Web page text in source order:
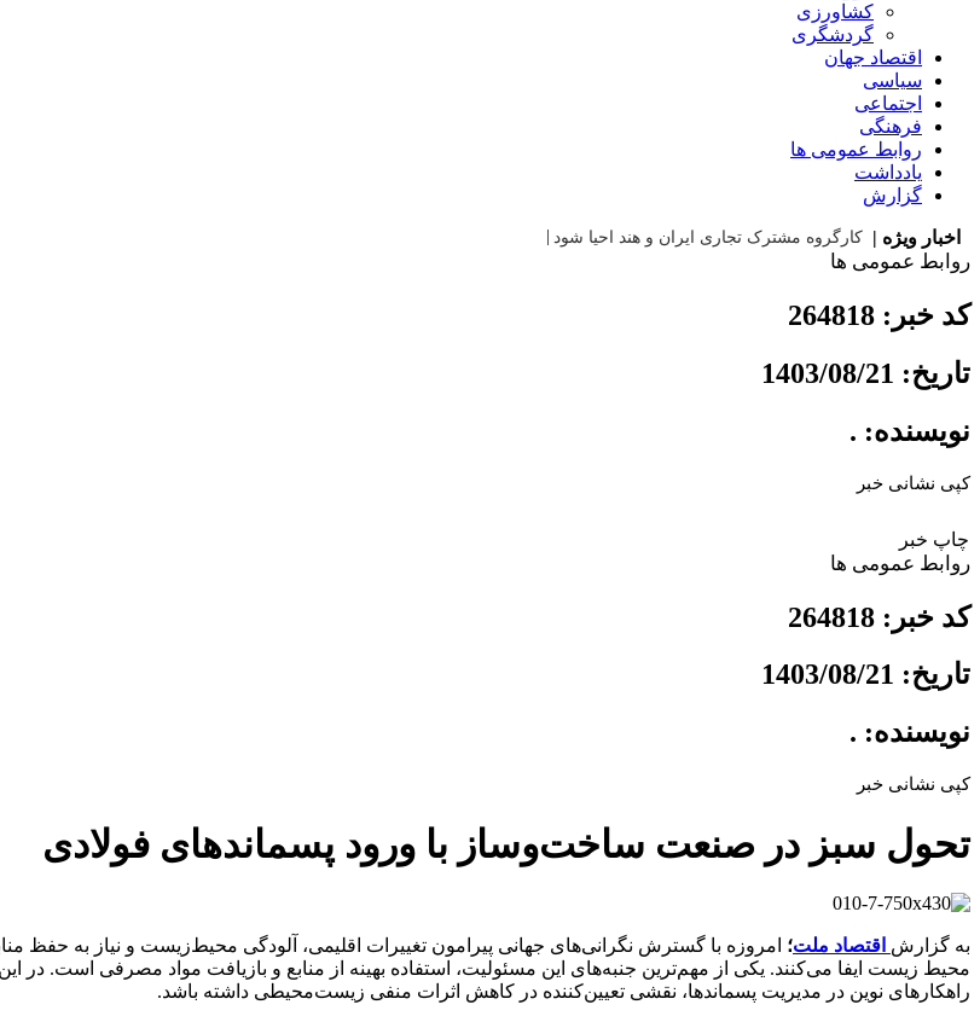
کشاورزی
گردشگری
اقتصاد جهان
سیاسی
اجتماعی
فرهنگی
روابط عمومی ها
یادداشت
گزارش
اخبار ویژه | کارگروه مشترک تجاری ایران و هند
روابط عمومی ها
کد خبر: 264818
تاریخ: 1403/08/21
نویسنده: .
کپی نشانی خبر
چاپ خبر
روابط عمومی ها
کد خبر: 264818
تاریخ: 1403/08/21
نویسنده: .
کپی نشانی خبر
تحول سبز در صنعت ساخت‌وساز با ورود پسماندهای فولادی
به گزارش اقتصاد ملت؛ امروزه با گسترش نگرانی‌های جهانی پیرامون تغییرات اقلیمی، آلودگی محیط‌زیست و نیاز به حفظ
محیط زیست ایفا می‌کنند. یکی از مهم‌ترین جنبه‌های این مسئولیت، استفاده بهینه از منابع و بازیافت مواد مصرفی است. در
راهکارهای نوین در مدیریت پسماندها، نقشی تعیین‌کننده در کاهش اثرات منفی زیست‌محیطی داشته باشد.